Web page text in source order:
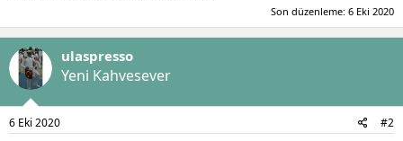
Son düzenleme: 6 Eki 2020
ulaspresso
Yeni Kahvesever
6 Eki 2020 #2